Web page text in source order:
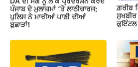
ਪੰਜਾਬ ਦੇ ਮੁਲਾਜ਼ਮਾਂ ‘ਤੇ ਲਾਠੀਚਾਰਜ;
ਪੁਲਿਸ ਨੇ ਮਾਰੀਆਂ ਪਾਣੀ ਦੀਆਂ
ਬੁਛਾੜਾਂ!
ਗ਼ਰੀਬ
ਕੁਇੰਟਲ